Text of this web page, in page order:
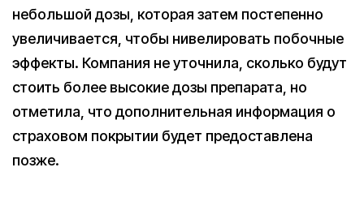
небольшой дозы, которая затем постепенно
увеличивается, чтобы нивелировать побочные
эффекты. Компания не уточнила, сколько будут
стоить более высокие дозы препарата, но
отметила, что дополнительная информация о
страховом покрытии будет предоставлена
позже.